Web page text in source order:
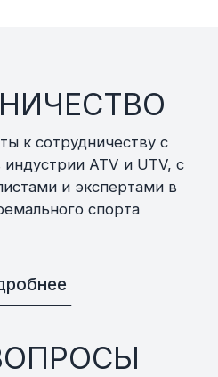
к сотрудничеству с
ATV и UTV, с
и экспертами в
спорта